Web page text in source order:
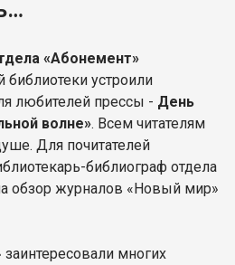
«Абонемент»
библиотеки устроили
любителей прессы - День
волне». Всем читателям
Для почитателей
библиограф отдела
обзор журналов «Новый мир»
многих